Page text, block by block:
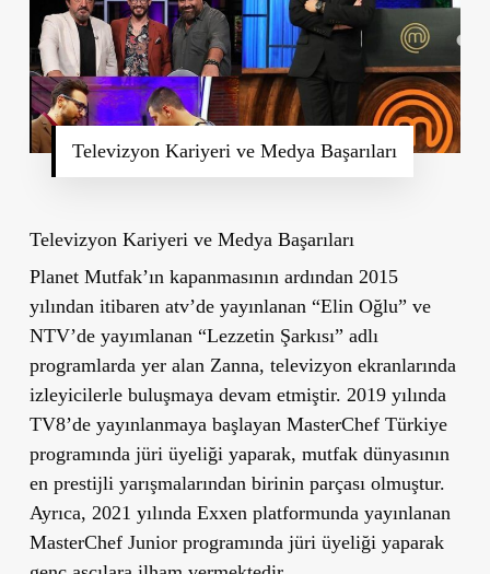
Televizyon Kariyeri ve Medya Başarıları
Televizyon Kariyeri ve Medya Başarıları
Planet Mutfak’ın kapanmasının ardından 2015
yılından itibaren atv’de yayınlanan “Elin Oğlu” ve
NTV’de yayımlanan “Lezzetin Şarkısı” adlı
programlarda yer alan Zanna, televizyon ekranlarında
izleyicilerle buluşmaya devam etmiştir. 2019 yılında
TV8’de yayınlanmaya başlayan MasterChef Türkiye
programında jüri üyeliği yaparak, mutfak dünyasının
en prestijli yarışmalarından birinin parçası olmuştur.
Ayrıca, 2021 yılında Exxen platformunda yayınlanan
MasterChef Junior programında jüri üyeliği yaparak